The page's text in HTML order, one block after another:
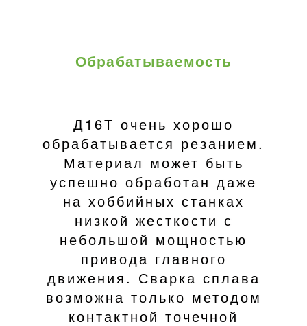
Обрабатываемость
Д16Т очень хорошо
обрабатывается резанием.
Материал может быть
успешно обработан даже
на хоббийных станках
низкой жесткости с
небольшой мощностью
привода главного
движения. Сварка сплава
возможна только методом
контактной точечной